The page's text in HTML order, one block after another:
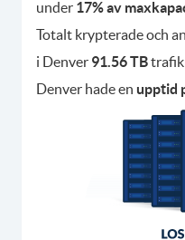
under 17% av
Totalt krypterade och
i Denver 91.56 TBtrafik
Denver hade en upptid